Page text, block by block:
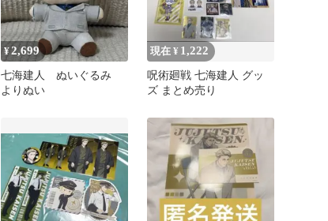
¥2,699
七海建人 ぬいぐるみ
よりぬい
現在 ¥ 1,222
呪術廻戦 七海建人 グッ
ズ まとめ売り